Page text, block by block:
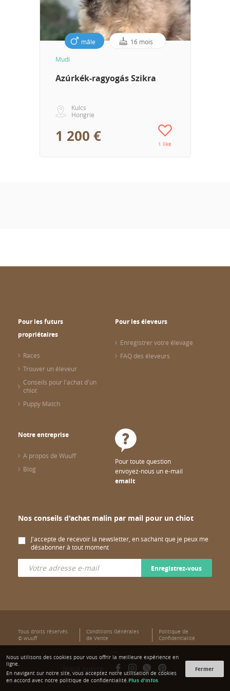
mâle 16 mois
Mudi
Azúrkék-ragyogás Szikra
Kulcs
Hongrie
1 200 € 1 like
Pour les futurs
propriétaires
Races
Trouver un éleveur
Conseils pour l'achat d'un
chiot
Puppy Match
Pour les éleveurs
Enregistrer votre élevage
FAQ des éleveurs
Notre entreprise
A propos de Wuuff
Blog
Pour toute question
envoyez-nous un e-mail
emailt
Nos conseils d'achat malin par mail pour un chiot
J'accepte de recevoir la newsletter, en sachant que je peux me
désabonner à tout moment
Enregistrez-vous
Tous droits réservés
© wuuff
Conditions Générales
de Vente
Politique de
Confidentialité
Nous utilisons des cookies pour vous offrir la meilleure expérience en
ligne.
En navigant sur notre site, vous acceptez notre utilisation de cookies
en accord avec notre politique de confidentialité.Plus d'infos
Fermer